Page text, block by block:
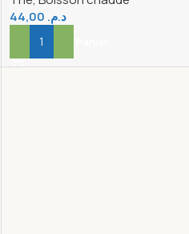
د.م.
Ajouter Au Panier